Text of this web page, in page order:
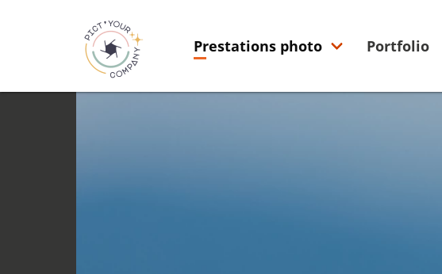
Prestations photo Portfolio